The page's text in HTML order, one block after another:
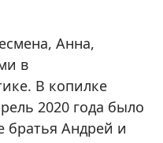
Анна,
в
В копилке
2020 года было
братья Андрей и